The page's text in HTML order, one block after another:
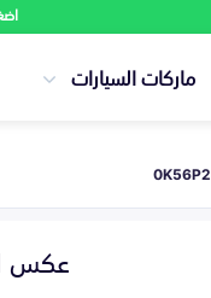
ماركات السيارات
عكس